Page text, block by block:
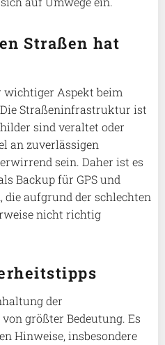
Straßen hat
wichtiger Aspekt beim
Straßeninfrastruktur ist
sind veraltet oder
an zuverlässigen
sein. Daher ist es
Backup für GPS und
aufgrund der schlechten
nicht richtig
der
größter Bedeutung. Es
Hinweise, insbesondere